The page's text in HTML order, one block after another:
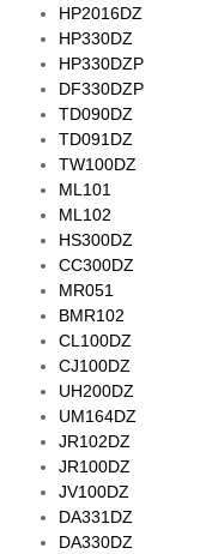
HP2016DZ
HP330DZ
HP330DZP
DF330DZP
TD090DZ
TD091DZ
TW100DZ
ML101
ML102
HS300DZ
CC300DZ
MR051
BMR102
CL100DZ
CJ100DZ
UH200DZ
UM164DZ
JR102DZ
JR100DZ
JV100DZ
DA331DZ
DA330DZ